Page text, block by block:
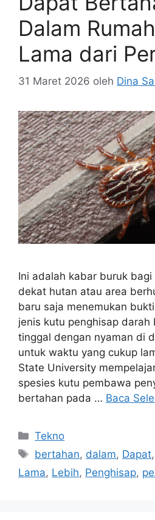
Dalam
Lama dari
31 Maret 2026 oleh Dina
Ini adalah kabar buruk
dekat hutan atau area
baru saja menemukan
jenis kutu penghisap
tinggal dengan nyaman di
untuk waktu yang cukup
State University
spesies kutu pembawa
bertahan pada … Baca
Kategori
Tekno
Tag
bertahan, dalam, Dapat,
Lama, Lebih, Penghisap,